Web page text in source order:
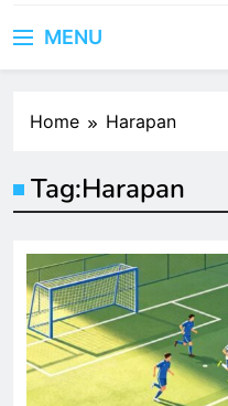
MENU
Home Harapan
Tag:Harapan